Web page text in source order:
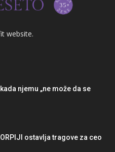
website.
njemu „ne može da se
ostavlja tragove za ceo